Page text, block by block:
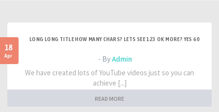
18
Apr
LONG LONG TITLE HOW MANY CHARS? LETS SEE 123 OK MORE? YES 60
- ByAdmin
We have created lots of YouTube videos just so you can
achieve [...]
READ MORE